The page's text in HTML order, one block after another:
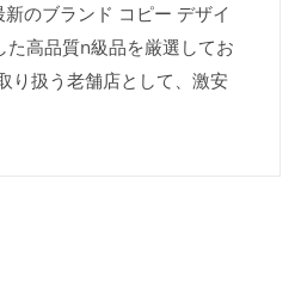
のブランド コピー デザイ
た高品質n級品を厳選してお
り扱う老舗店として、激安